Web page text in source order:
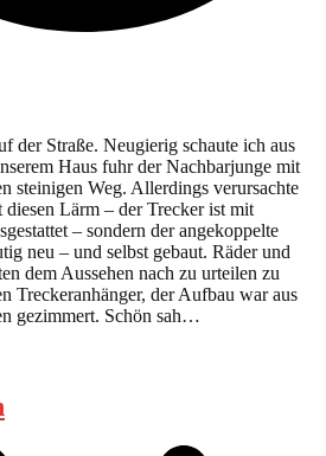
der Straße. Neugierig schaute ich aus
Haus fuhr der Nachbarjunge mit
steinigen Weg. Allerdings verursachte
Lärm – der Trecker ist mit
– sondern der angekoppelte
neu – und selbst gebaut. Räder und
dem Aussehen nach zu urteilen zu
Treckeranhänger, der Aufbau war aus
gezimmert. Schön sah…